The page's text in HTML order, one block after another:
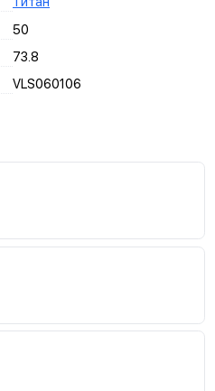
50
73.8
VLS060106